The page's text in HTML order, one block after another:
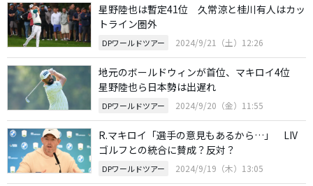
星野陸也は暫定41位 久常涼と桂川有人はカッ
トライン圏外
DPワールドツアー 2024/9/21（土）12:26
地元のボールドウィンが首位、マキロイ4位
星野陸也ら日本勢は出遅れ
DPワールドツアー 2024/9/20（金）11:55
R.マキロイ「選手の意見もあるから…」 LIV
ゴルフとの統合に賛成？反対？
DPワールドツアー 2024/9/19（木）13:05